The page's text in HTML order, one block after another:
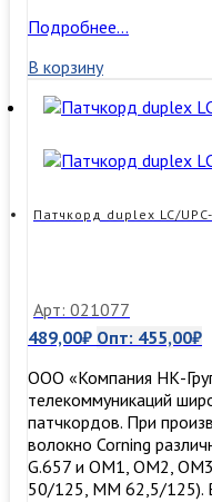
Патчкорд
LC/UPC-
LC/UPC
(ОМ3),
Подробнее…
В корзину
Патчкорд duplex LC/
Арт: 021077
489,00₽ Опт: 455,00₽
ООО «Компания НК-
телекоммуникаций
патчкордов. При
волокно Corning
G.657 и OM1, OM2,
50/125, MM 62,5/125).